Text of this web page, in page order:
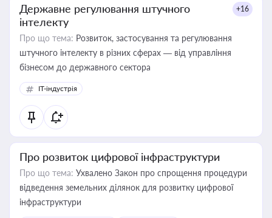
Державне регулювання штучного
інтелекту
+16
Про що тема: Розвиток, застосування та регулювання
штучного інтелекту в різних сферах — від управління
бізнесом до державного сектора
IT-індустрія
Про розвиток цифрової інфраструктури
Про що тема: Ухвалено Закон про спрощення процедури
відведення земельних ділянок для розвитку цифрової
інфраструктури